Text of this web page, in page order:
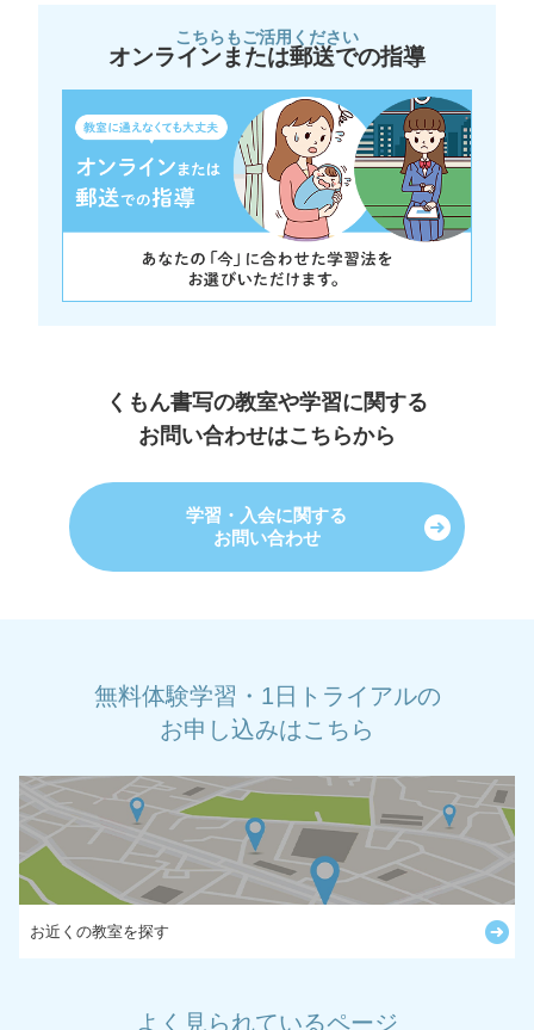
こちらもご活用ください
オンラインまたは郵送での指導
くもん書写の教室や学習に関する
お問い合わせはこちらから
学習・入会に関する
お問い合わせ
無料体験学習・1日トライアルの
お申し込みはこちら
お近くの教室を探す
よく見られているページ